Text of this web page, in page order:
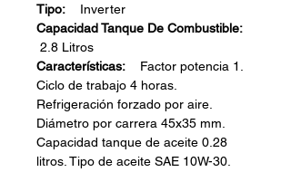
Tipo:
Inverter
Capacidad Tanque De Combustible:
2.8 Litros
Características: Factor potencia 1.
Ciclo de trabajo 4 horas.
Refrigeración forzado por aire.
Diámetro por carrera 45x35 mm.
Capacidad tanque de aceite 0.28
litros. Tipo de aceite SAE 10W-30.